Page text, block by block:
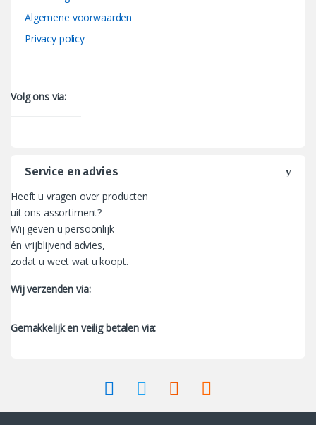
Algemene voorwaarden
Privacy policy
Volg ons via:
Service en advies
Heeft u vragen over producten
uit ons assortiment?
Wij geven u persoonlijk
én vrijblijvend advies,
zodat u weet wat u koopt.
Wij verzenden via:
Gemakkelijk en veilig betalen via: